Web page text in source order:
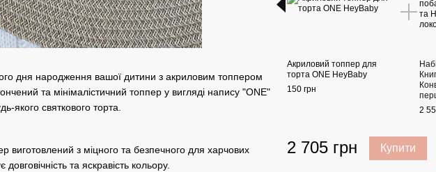
дня народження вашої дитини з акриловим топпером
та мінімалістичний топпер у вигляді напису "ONE"
якого святкового торта.
виготовлений з міцного та безпечного для харчових
та яскравість кольору.
Акриловий топпер для
торта ONE HeyBaby
150 грн
2
2 705 грн Купити